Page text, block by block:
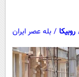
روبیکا / بله عصر ایران